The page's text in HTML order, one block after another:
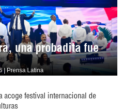
una probadita fue
| Prensa Latina
acoge festival internacional de